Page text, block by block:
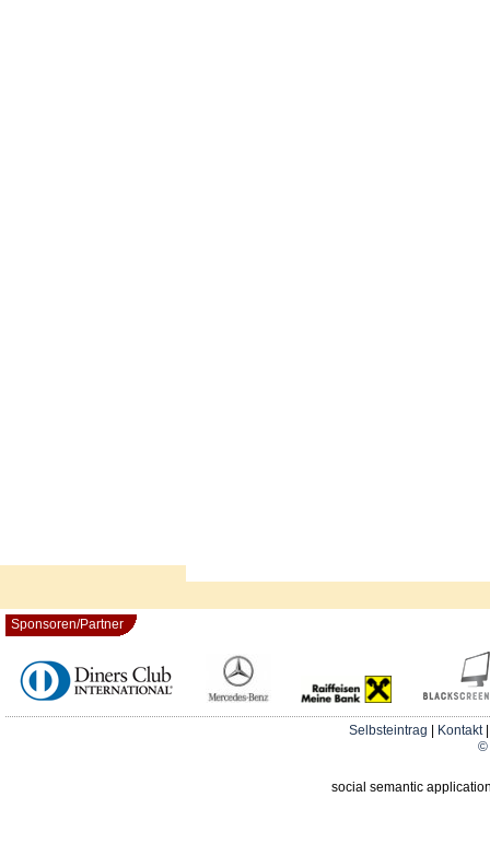
Sponsoren/Partner
Selbsteintrag Kontakt
©
social semantic